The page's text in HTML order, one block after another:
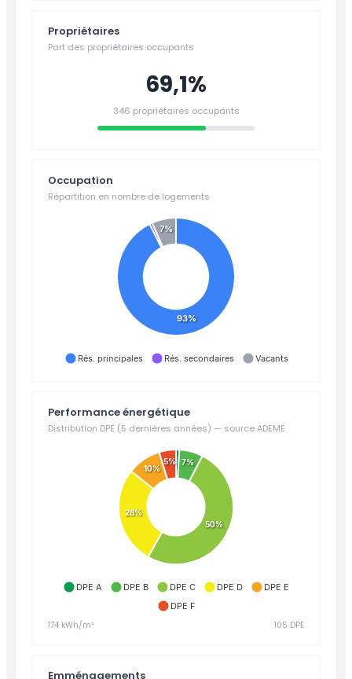
Propriétaires
Part des propriétaires occupants
69,1%
346 propriétaires occupants
Occupation
Répartition en nombre de logements
93%
7%
Rés. principales Rés. secondaires Vacants
Performance énergétique
Distribution DPE (5 dernières années) — source ADEME
7%
50%
28%
10%
5%
DPE A DPE B DPE C DPE D
DPE E
DPE F
174 kWh/m² 105 DPE
Emménagements